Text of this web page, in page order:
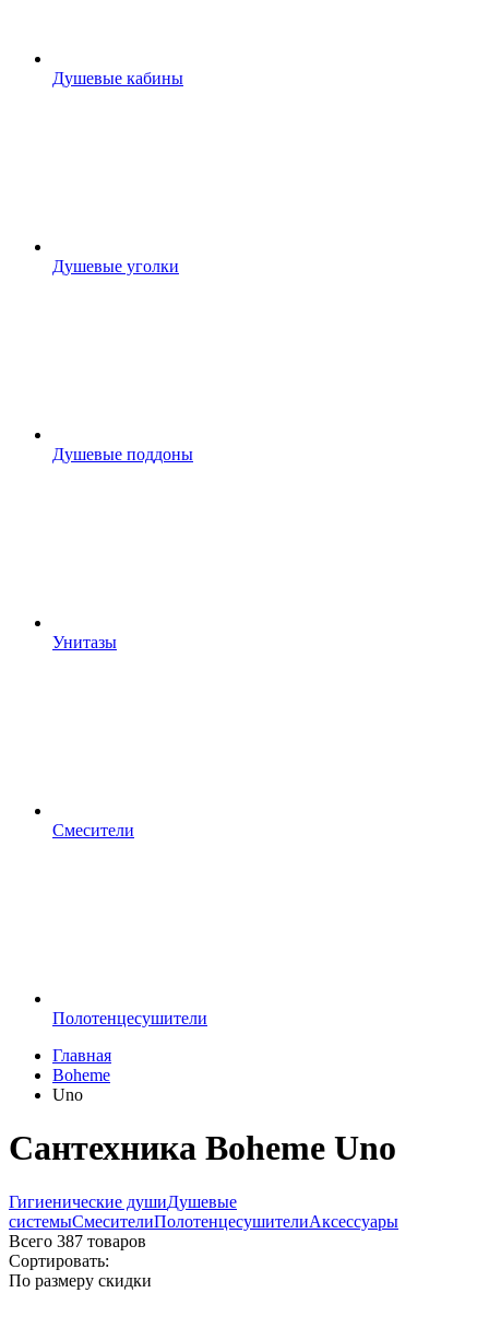
Душевые кабины
Душевые уголки
Душевые поддоны
Унитазы
Смесители
Полотенцесушители
Главная
Boheme
Uno
Сантехника Boheme Uno
Гигиенические душиДушевые
системыСмесителиПолотенцесушителиАксессуары
Всего 387 товаров
Сортировать:
По размеру скидки